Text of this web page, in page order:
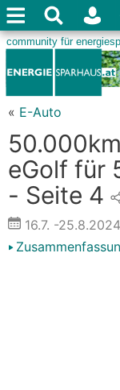
« E-Auto
eGolf für
- Seite 4
16.7. -